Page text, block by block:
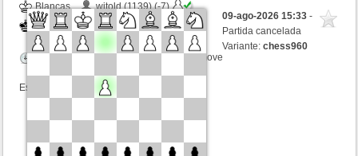
Blancas
witold (1139) (-7)
Negras
Buong (1346) (+7)
Tiempo: 5 minutes/side + 25 seconds/move
Esta partida es por puntos
09-ago-2026 15:33-
Partida cancelada
Variante:chess960